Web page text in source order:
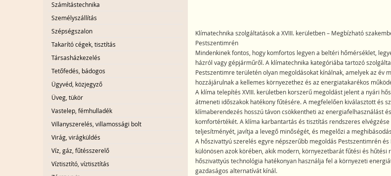
Számítástechnika
Személyszállítás
Szépségszalon
Takarító cégek, tisztítás
Társasházkezelés
Tetőfedés, bádogos
Ügyvéd, közjegyző
Üveg, tükör
Vastelep, fémhulladék
Villanyszerelés, villamossági bolt
Virág, virágküldés
Víz, gáz, fűtésszerelő
Víztisztító, víztisztítás
Klímatechnika szolgáltatások a XVIII. kerületben – Megbízható
Pestszentimrén
Mindenkinek fontos, hogy komfortos legyen a beltéri hőmérséklet,
házról vagy gépjárműről. A klímatechnika kategóriába tartozó
Pestszentimre területén olyan megoldásokat kínálnak, amelyek az év
hozzájárulnak a kellemes környezethez és az energiatakarékos
A klíma telepítés XVIII. kerületben korszerű megoldást jelent a nyári
átmeneti időszakok hatékony fűtésére. A megfelelően kiválasztott és
klímaberendezés hosszú távon csökkentheti az energiafelhasználást
komfortértékét. A klíma karbantartás és tisztítás rendszeres
teljesítményét, javítja a levegő minőségét, és megelőzi a
A hőszivattyú szerelés egyre népszerűbb megoldás Pestszentimrén és
különösen azok körében, akik modern, környezetbarát fűtési és hűtési
hőszivattyús technológia hatékonyan használja fel a környezeti
gazdaságos alternatívát kínál.